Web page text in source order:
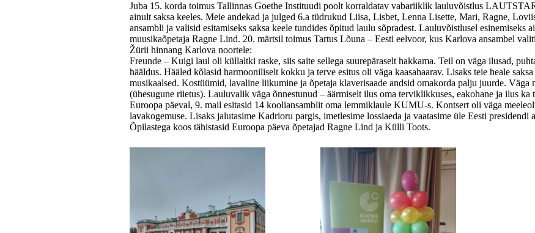
Juba 15. korda toimus Tallinnas Goethe Instituudi poolt korraldatav vabariiklik lauluvõistlus
ainult saksa keeles. Meie andekad ja julged 6.a tüdrukud Liisa, Lisbet, Lenna Lisette, Mari, Ragne,
ansambli ja valisid esitamiseks saksa keele tundides õpitud laulu sõpradest. Lauluvõistlusel esinemiseks
muusikaõpetaja Ragne Lind. 20. märtsil toimus Tartus Lõuna – Eesti eelvoor, kus Karlova ansambel
Žürii hinnang Karlova noortele:
Freunde – Kuigi laul oli küllaltki raske, siis saite sellega suurepäraselt hakkama. Teil on väga ilusad,
hääldus. Hääled kõlasid harmooniliselt kokku ja terve esitus oli väga kaasahaarav. Lisaks teie heale
musikaalsed. Kostüümid, lavaline liikumine ja õpetaja klaverisaade andsid omakorda palju juurde.
(ühesugune riietus). Lauluvalik väga õnnestunud – äärmiselt ilus oma terviklikkuses, eakohane ja ilus ka
Euroopa päeval, 9. mail esitasid 14 kooliansamblit oma lemmiklaule KUMU-s. Kontsert oli väga
lavakogemuse. Lisaks jalutasime Kadrioru pargis, imetlesime lossiaeda ja vaatasime üle Eesti presidendi
Õpilastega koos tähistasid Euroopa päeva õpetajad Ragne Lind ja Külli Toots.